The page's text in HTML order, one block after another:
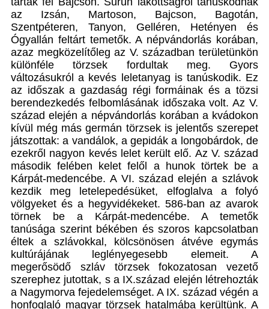
az Izsán, Martoson, Bajcson, Bagotán,
Szentpéteren, Tanyon, Gelléren, Hetényen és
Ógyallán feltárt temetők. A népvándorlás korában,
azaz megközelítőleg az V. században területünkön
különféle törzsek fordultak meg. Gyors
változásukról a kevés leletanyag is tanúskodik. Ez
az időszak a gazdaság régi formáinak és a tözsi
berendezkedés felbomlásának időszaka volt. Az V.
század elején a népvándorlás korában a kvádokon
kívül még más germán törzsek is jelentős szerepet
játszottak: a vandálok, a gepidák a longobárdok, de
ezekről nagyon kevés lelet került elő. Az V. század
második felében kelet felől a hunok törtek be a
Kárpát-medencébe. A VI. század elején a szlávok
kezdik meg letelepedésüket, elfoglalva a folyó
völgyeket és a hegyvidékeket. 586-ban az avarok
törnek be a Kárpát-medencébe. A temetők
tanúsága szerint békében és szoros kapcsolatban
éltek a szlávokkal, kölcsönösen átvéve egymás
kultúrájának leglényegesebb elemeit. A
megerősödő szláv törzsek fokozatosan vezető
szerephez jutottak, s a IX.század elején létrehozták
a Nagymorva fejedelemséget. A IX. század végén a
honfoglaló magyar törzsek hatalmába kerültünk. A